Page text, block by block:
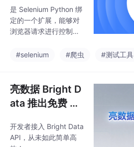
的权威认证（AIMultipl
e，2026年2月），正式
推出面向AI时代的。结
构化数据直接喂给您的
格引擎与AI助手，真正
是 Selenium Python 绑
定的一个扩展，能够对
浏览器请求进行控制。
nium 的同时，从 Pytho
库目前已停止维护，但
依然有不少爬虫技术和
脚本在使用。
#selenium #爬虫 #测试工具
亮数据 Bright D
ata 推出免费 Py
开发者接入 Bright Data
API，从未如此简单高